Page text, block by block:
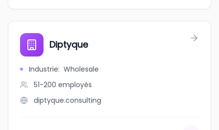
Diptyque
Industrie: Wholesale
51-200 employés
diptyque.consulting